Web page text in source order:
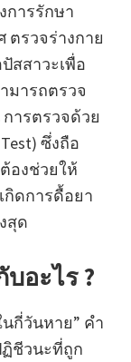
การรักษา
ตรวจร่างกาย
สสาวะเพื่อ
มารถตรวจ
ารตรวจด้วย
Test) ซึ่งถือ
องช่วยให้
กิดการดื้อยา
สุด
อะไร ?
กี่วันหาย” คำ
ชีวนะที่ถูก